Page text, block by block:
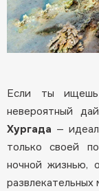
Если ты
невероятный
Хургада —
только своей
ночной жизнью,
развлекательных